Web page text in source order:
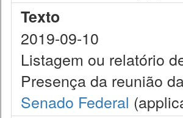
Texto
2019-09-10
Listagem ou relatório
Presença da reunião
Senado Federal